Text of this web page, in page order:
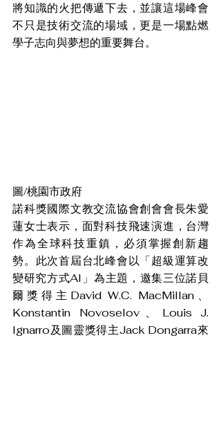
將知識的火把傳遞下去，並讓這場峰會
不只是技術交流的場域，更是一場點燃
學子志向與夢想的重要舞台。
圖/桃園市政府
諾科獎國際文教交流協會創會會長朱愛
蓮女士表示，面對科技飛速演進，台灣
作為全球科技重鎮，必須掌握創新趨
勢。此次首屆台北峰會以「超級運算改
變研究方式AI」為主題，邀集三位諾貝
爾獎得主David W.C. MacMillan、
Konstantin Novoselov、Louis J.
Ignarro及圖靈獎得主Jack Dongarra來